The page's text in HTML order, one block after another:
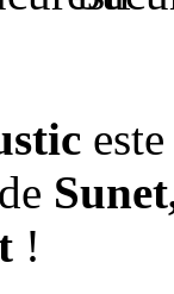
!